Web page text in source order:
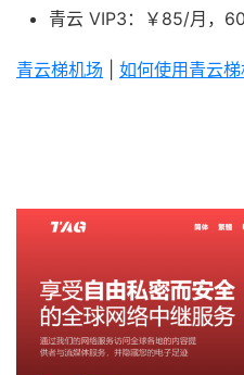
青云 VIP3：￥85/月，
青云梯机场 如何使用青云梯